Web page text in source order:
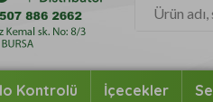
Kontrolü İçecekler